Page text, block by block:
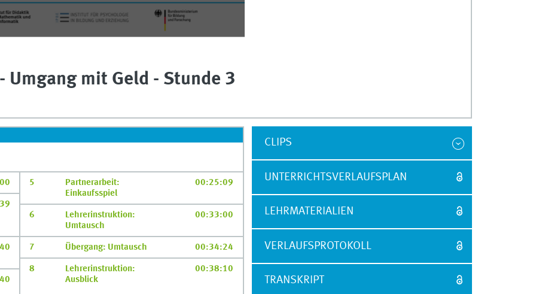
mit Geld - Stunde 3
5
Partnerarbeit:
Einkaufsspiel
00:25:09
6
Lehrerinstruktion:
Umtausch
00:33:00
7 Übergang: Umtausch 00:34:24
8
Lehrerinstruktion:
Ausblick
00:38:10
CLIPS
UNTERRICHTSVERLAUFSPLAN
LEHRMATERIALIEN
VERLAUFSPROTOKOLL
TRANSKRIPT